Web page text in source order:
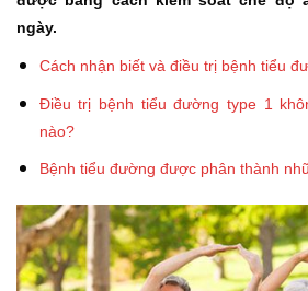
ngày.
Cách nhận biết và điều trị bệnh tiểu
Điều trị bệnh tiểu đường type 1
nào?
Bệnh tiểu đường được phân thành